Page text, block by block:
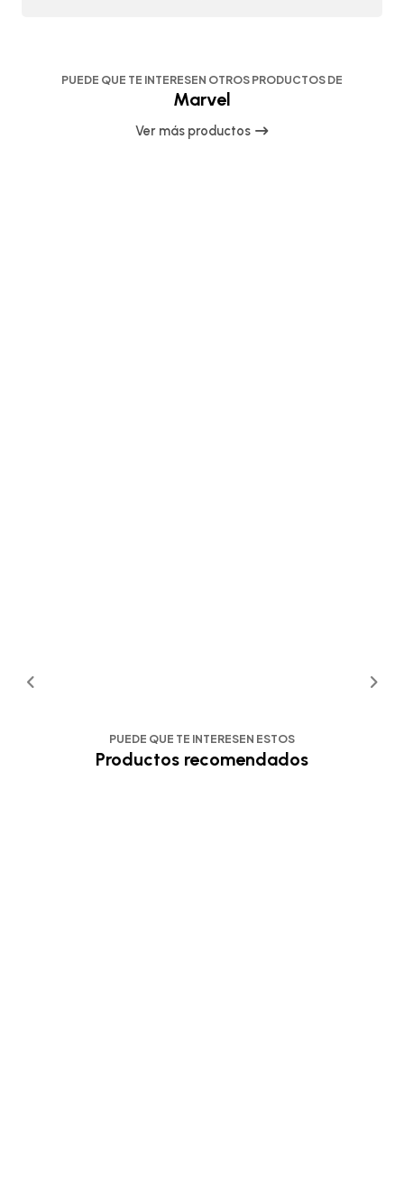
PUEDE QUE TE INTERESEN OTROS PRODUCTOS DE
Marvel
Ver más productos
PUEDE QUE TE INTERESEN ESTOS
Productos recomendados